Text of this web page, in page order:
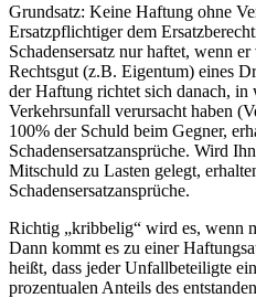
Grundsatz: Keine Haftung ohne
Ersatzpflichtiger dem
Schadensersatz nur haftet, wenn
Rechtsgut (z.B. Eigentum) eines
der Haftung richtet sich danach,
Verkehrsunfall verursacht haben
100% der Schuld beim Gegner,
Schadensersatzansprüche. Wird
Mitschuld zu Lasten gelegt,
Schadensersatzansprüche.
Richtig „kribbelig“ wird es, wenn
Dann kommt es zu einer
heißt, dass jeder Unfallbeteiligte
prozentualen Anteils des